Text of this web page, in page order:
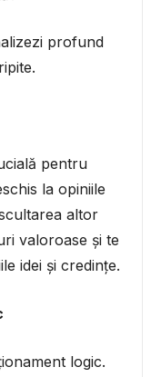
profund
pentru
la opiniile
altor
valoroase și te
idei și credințe.
logic.